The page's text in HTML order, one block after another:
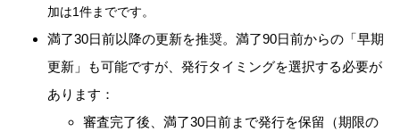
加は1件までです。
満了30日前以降の更新を推奨。満了90日前からの「早期
更新」も可能ですが、発行タイミングを選択する必要が
あります：
審査完了後、満了30日前まで発行を保留（期限の